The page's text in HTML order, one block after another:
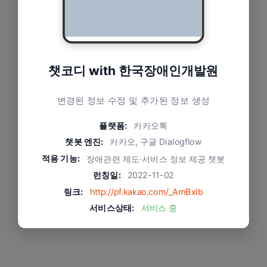
챗코디 with 한국장애인개발원
변경된 정보 수정 및 추가된 정보 생성
플랫폼: 카카오톡
챗봇 엔진: 카카오, 구글 Dialogflow
적용 기능:
장애관련 제도·서비스 정보 제공 챗봇
런칭일:
2022-11-02
링크:
http://pf.kakao.com/_AmBxlb
서비스상태:
서비스 중